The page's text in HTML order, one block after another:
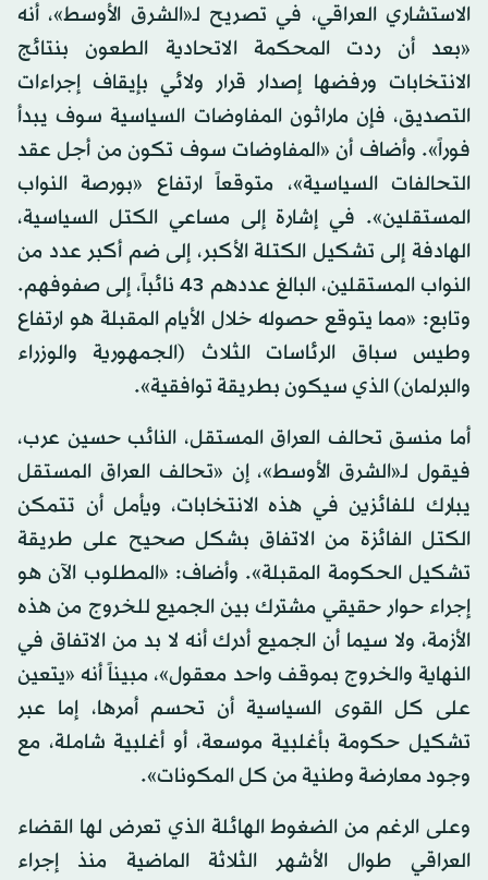
الاستشاري العراقي، في تصريح لـ«الشرق الأوسط»، أنه
«بعد أن ردت المحكمة الاتحادية الطعون بنتائج
الانتخابات ورفضها إصدار قرار ولائي بإيقاف إجراءات
التصديق، فإن ماراثون المفاوضات السياسية سوف يبدأ
فوراً». وأضاف أن «المفاوضات سوف تكون من أجل عقد
التحالفات السياسية»، متوقعاً ارتفاع «بورصة النواب
المستقلين». في إشارة إلى مساعي الكتل السياسية،
الهادفة إلى تشكيل الكتلة الأكبر، إلى ضم أكبر عدد من
النواب المستقلين، البالغ عددهم 43 نائباً، إلى صفوفهم.
وتابع: «مما يتوقع حصوله خلال الأيام المقبلة هو ارتفاع
وطيس سباق الرئاسات الثلاث (الجمهورية والوزراء
والبرلمان) الذي سيكون بطريقة توافقية».
أما منسق تحالف العراق المستقل، النائب حسين عرب،
فيقول لـ«الشرق الأوسط»، إن «تحالف العراق المستقل
يبارك للفائزين في هذه الانتخابات، ويأمل أن تتمكن
الكتل الفائزة من الاتفاق بشكل صحيح على طريقة
تشكيل الحكومة المقبلة». وأضاف: «المطلوب الآن هو
إجراء حوار حقيقي مشترك بين الجميع للخروج من هذه
الأزمة، ولا سيما أن الجميع أدرك أنه لا بد من الاتفاق في
النهاية والخروج بموقف واحد معقول»، مبيناً أنه «يتعين
على كل القوى السياسية أن تحسم أمرها، إما عبر
تشكيل حكومة بأغلبية موسعة، أو أغلبية شاملة، مع
وجود معارضة وطنية من كل المكونات».
وعلى الرغم من الضغوط الهائلة الذي تعرض لها القضاء
العراقي طوال الأشهر الثلاثة الماضية منذ إجراء